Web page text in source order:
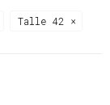
Talle 42